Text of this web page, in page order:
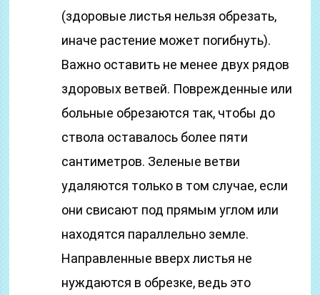
(здоровые листья нельзя обрезать,
иначе растение может погибнуть).
Важно оставить не менее двух рядов
здоровых ветвей. Поврежденные или
больные обрезаются так, чтобы до
ствола оставалось более пяти
сантиметров. Зеленые ветви
удаляются только в том случае, если
они свисают под прямым углом или
находятся параллельно земле.
Направленные вверх листья не
нуждаются в обрезке, ведь это